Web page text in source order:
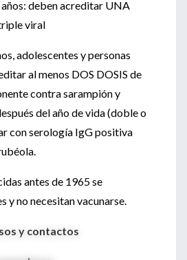
años: deben acreditar UNA
viral
adolescentes y personas
al menos DOS DOSIS de
contra sarampión y
del año de vida (doble o
con serología IgG positiva
antes de 1965 se
y no necesitan vacunarse.
y contactos